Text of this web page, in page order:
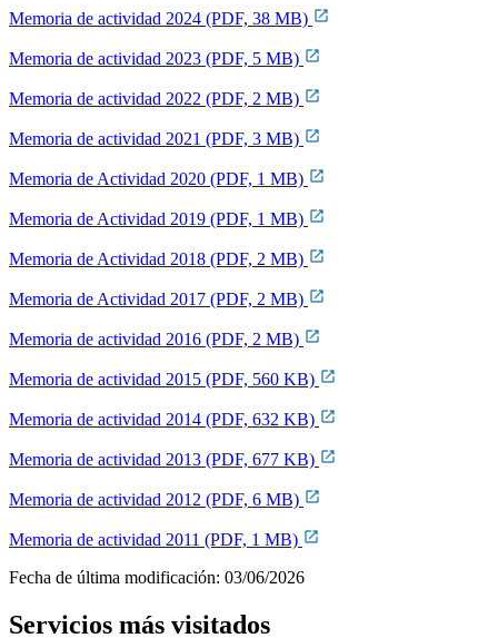
Memoria de actividad 2024 (PDF, 38 MB)
Memoria de actividad 2023 (PDF, 5 MB)
Memoria de actividad 2022 (PDF, 2 MB)
Memoria de actividad 2021 (PDF, 3 MB)
Memoria de Actividad 2020 (PDF, 1 MB)
Memoria de Actividad 2019 (PDF, 1 MB)
Memoria de Actividad 2018 (PDF, 2 MB)
Memoria de Actividad 2017 (PDF, 2 MB)
Memoria de actividad 2016 (PDF, 2 MB)
Memoria de actividad 2015 (PDF, 560 KB)
Memoria de actividad 2014 (PDF, 632 KB)
Memoria de actividad 2013 (PDF, 677 KB)
Memoria de actividad 2012 (PDF, 6 MB)
Memoria de actividad 2011 (PDF, 1 MB)
Fecha de última modificación: 03/06/2026
Servicios más visitados